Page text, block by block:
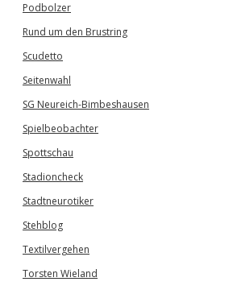
Podbolzer
Rund um den Brustring
Scudetto
Seitenwahl
SG Neureich-Bimbeshausen
Spielbeobachter
Spottschau
Stadioncheck
Stadtneurotiker
Stehblog
Textilvergehen
Torsten Wieland